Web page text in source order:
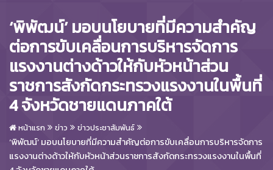
‘พิพัฒน์’ มอบนโยบายที่มีความสำคัญ
ต่อการขับเคลื่อนการบริหารจัดการ
แรงงานต่างด้าวให้กับหัวหน้าส่วน
ราชการสังกัดกระทรวงแรงงานในพื้นที่
4 จังหวัดชายแดนภาคใต้
หน้าแรก ข่าว ข่าวประชาสัมพันธ์
‘พิพัฒน์’ มอบนโยบายที่มีความสำคัญต่อการขับเคลื่อนการบริหารจัดการ
แรงงานต่างด้าวให้กับหัวหน้าส่วนราชการสังกัดกระทรวงแรงงานในพื้นที่